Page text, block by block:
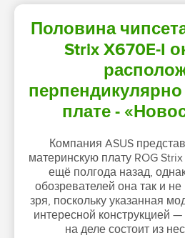
Половина
Strix X670E-I
плате -
Компания ASUS
материнскую плату ROG
ещё полгода назад,
обозревателей она так и
зря, поскольку указанная
интересной конструкцией
на деле состоит из